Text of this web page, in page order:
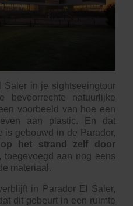
Saler in je sightseeingtour
bevoorrechte natuurlijke
voorbeeld van hoe een
aan plastic. En dat
is gebouwd in de Parador,
het strand zelf door
, toegevoegd aan nog eens
materiaal.
in Parador El Saler,
dit gebeurt in een ruimte